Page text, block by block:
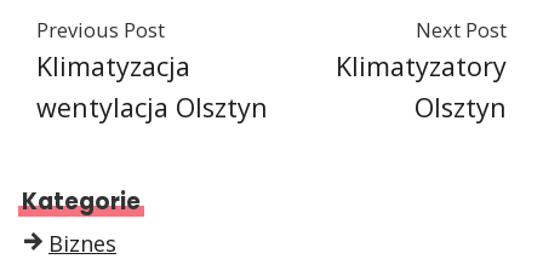
Previous Post
Klimatyzacja
wentylacja Olsztyn
Next Post
Klimatyzatory
Olsztyn
Kategorie
Biznes